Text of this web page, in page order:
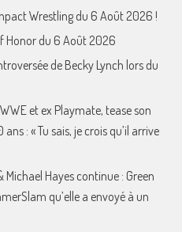
Wrestling du 6 Août 2026 !
Honor du 6 Août 2026
de Becky Lynch lors du
et ex Playmate, tease son
: « Tu sais, je crois qu’il arrive
Michael Hayes continue : Green
qu’elle a envoyé à un